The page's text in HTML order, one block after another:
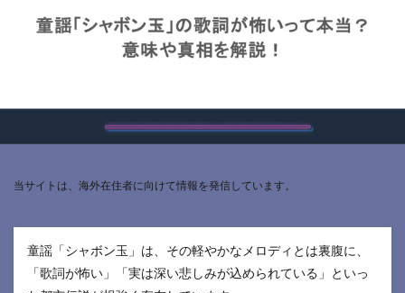
当サイトは、海外在住者に向けて情報を発信しています。
童謡「シャボン玉」は、その軽やかなメロディとは裏腹に、
「歌詞が怖い」「実は深い悲しみが込められている」といっ